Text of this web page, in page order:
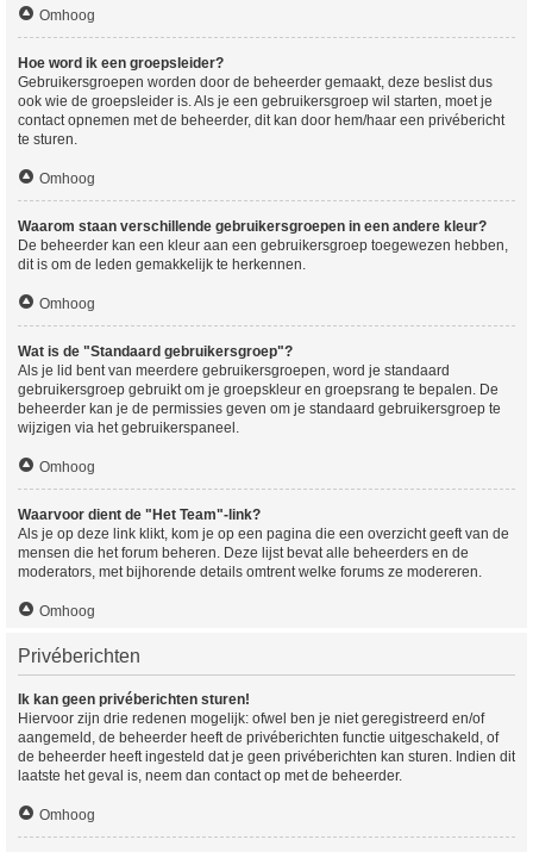
Omhoog
Hoe word ik een groepsleider?
Gebruikersgroepen worden door de beheerder gemaakt, deze beslist dus
ook wie de groepsleider is. Als je een gebruikersgroep wil starten, moet je
contact opnemen met de beheerder, dit kan door hem/haar een privébericht
te sturen.
Omhoog
Waarom staan verschillende gebruikersgroepen in een andere kleur?
De beheerder kan een kleur aan een gebruikersgroep toegewezen hebben,
dit is om de leden gemakkelijk te herkennen.
Omhoog
Wat is de "Standaard gebruikersgroep"?
Als je lid bent van meerdere gebruikersgroepen, word je standaard
gebruikersgroep gebruikt om je groepskleur en groepsrang te bepalen. De
beheerder kan je de permissies geven om je standaard gebruikersgroep te
wijzigen via het gebruikerspaneel.
Omhoog
Waarvoor dient de "Het Team"-link?
Als je op deze link klikt, kom je op een pagina die een overzicht geeft van de
mensen die het forum beheren. Deze lijst bevat alle beheerders en de
moderators, met bijhorende details omtrent welke forums ze modereren.
Omhoog
Privéberichten
Ik kan geen privéberichten sturen!
Hiervoor zijn drie redenen mogelijk: ofwel ben je niet geregistreerd en/of
aangemeld, de beheerder heeft de privéberichten functie uitgeschakeld, of
de beheerder heeft ingesteld dat je geen privéberichten kan sturen. Indien dit
laatste het geval is, neem dan contact op met de beheerder.
Omhoog